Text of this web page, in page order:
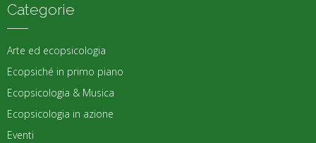
Categorie
Arte ed ecopsicologia
Ecopsiché in primo piano
Ecopsicologia & Musica
Ecopsicologia in azione
Eventi